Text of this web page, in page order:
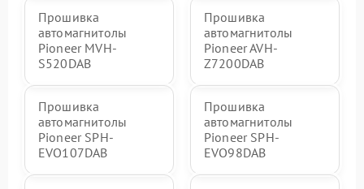
Прошивка
автомагнитолы
Pioneer MVH-
S520DAB
Прошивка
автомагнитолы
Pioneer AVH-
Z7200DAB
Прошивка
автомагнитолы
Pioneer SPH-
EVO107DAB
Прошивка
автомагнитолы
Pioneer SPH-
EVO98DAB